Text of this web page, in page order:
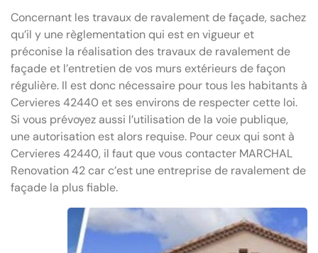
Concernant les travaux de ravalement de façade, sachez
qu’il y une règlementation qui est en vigueur et
préconise la réalisation des travaux de ravalement de
façade et l’entretien de vos murs extérieurs de façon
régulière. Il est donc nécessaire pour tous les habitants à
Cervieres 42440 et ses environs de respecter cette loi.
Si vous prévoyez aussi l’utilisation de la voie publique,
une autorisation est alors requise. Pour ceux qui sont à
Cervieres 42440, il faut que vous contacter MARCHAL
Renovation 42 car c’est une entreprise de ravalement de
façade la plus fiable.